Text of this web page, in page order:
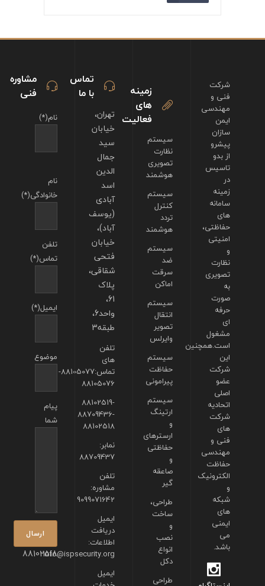
مشاوره
فنی
نام(*)
نام
خانوادگی(*)
تلفن
تماس(*)
ایمیل(*)
موضوع
پیام
شما
88102518
تماس
با ما
تهران،
خیابان
سید
جمال
الدین
اسد
آبادی
(یوسف
آباد)،
خیابان
فتحی
شقاقی،
پلاک
61،
واحد6،
طبقه3
تلفن
های
تماس:88105077-
88105076
88102519-
88709436-
88102518
نمابر:
88709437
تلفن
مشاوره:
9099071642
ایمیل
دریافت
اطلاعات:
info@ispsecurity.org
ایمیل
زمینه
های
فعالیت
سیستم
نظارت
تصویری
هوشمند
سیستم
کنترل
تردد
هوشمند
سیستم
ضد
سرقت
اماکن
سیستم
انتقال
تصویر
وایرلس
سیستم
حفاظت
پیرامونی
سیستم
ارتینگ
و
ارسترهای
حفاظتی
و
صاعقه
گیر
طراحی،
ساخت
و
نصب
انواع
دکل
طراحی
شرکت
فنی و
مهندسی
ایمن
سازان
پیشرو
از بدو
تاسیس
در
زمینه
سامانه
های
حفاظتی،
امنیتی
و
نظارت
تصویری
به
صورت
حرفه
ای
مشغول
است.همچنین
این
شرکت
عضو
اصلی
اتحادیه
شرکت
های
فنی و
مهندسی
حفاظت
الکترونیک
و
شبکه
های
ایمنی
می
باشد.